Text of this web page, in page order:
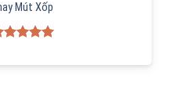
Mút Xốp
of 5